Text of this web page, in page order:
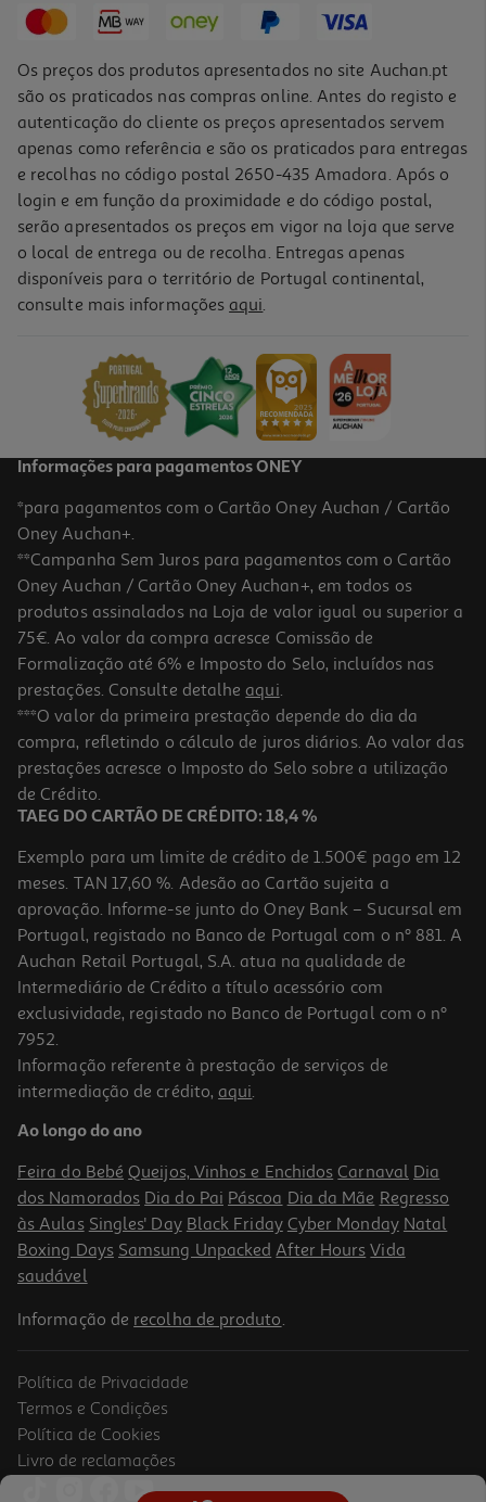
Biscoitos Auchan Areados Manteiga Recheado Framboesa 100g
4.0
Bolachas Auchan Nuts&break Com Avelã 7 Un 105g
18.95 €/Kg
1,99 €
Bolacha Recheada Auchan Chocolate 10 Saq 295g
11.32 €/Kg
3,34 €
Bolacha Auchan Recheada Genovesa Framboesa Chocolate 150g
Os preços dos produtos apresentados no site Auchan.pt
são os praticados nas compras online. Antes do registo e
autenticação do cliente os preços apresentados servem
apenas como referência e são os praticados para entregas
e recolhas no código postal 2650-435 Amadora. Após o
login e em função da proximidade e do código postal,
serão apresentados os preços em vigor na loja que serve
o local de entrega ou de recolha. Entregas apenas
disponíveis para o território de Portugal continental,
consulte mais informações aqui.
Informações para pagamentos ONEY
*para pagamentos com o Cartão Oney Auchan / Cartão
Oney Auchan+.
**Campanha Sem Juros para pagamentos com o Cartão
Oney Auchan / Cartão Oney Auchan+, em todos os
produtos assinalados na Loja de valor igual ou superior a
75€. Ao valor da compra acresce Comissão de
Formalização até 6% e Imposto do Selo, incluídos nas
prestações. Consulte detalhe aqui.
***O valor da primeira prestação depende do dia da
compra, refletindo o cálculo de juros diários. Ao valor das
prestações acresce o Imposto do Selo sobre a utilização
de Crédito.
TAEG DO CARTÃO DE CRÉDITO: 18,4 %
Exemplo para um limite de crédito de 1.500€ pago em 12
meses. TAN 17,60 %. Adesão ao Cartão sujeita a
aprovação. Informe-se junto do Oney Bank – Sucursal em
Portugal, registado no Banco de Portugal com o nº 881. A
Auchan Retail Portugal, S.A. atua na qualidade de
Intermediário de Crédito a título acessório com
exclusividade, registado no Banco de Portugal com o nº
7952.
Informação referente à prestação de serviços de
intermediação de crédito, aqui.
Ao longo do ano
Feira do Bebé Queijos, Vinhos e Enchidos Carnaval Dia
dos Namorados Dia do Pai Páscoa Dia da Mãe Regresso
às Aulas Singles' Day Black Friday Cyber Monday Natal
Boxing Days Samsung Unpacked After Hours Vida
saudável
Informação de recolha de produto.
Política de Privacidade
Termos e Condições
Política de Cookies
Livro de reclamações